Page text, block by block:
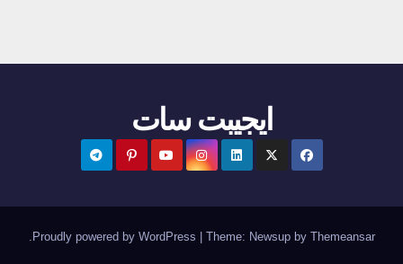
ايجيبت سات
Proudly powered by WordPress Theme: Newsupby Themeansar